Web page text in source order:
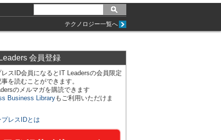
テクノロジー一覧へ
会員登録
スID会員になるとIT Leadersの会員限定
を読むことができます。
のメルマガを購読できます
Business Libraryもご利用いただけま
プレスIDとは